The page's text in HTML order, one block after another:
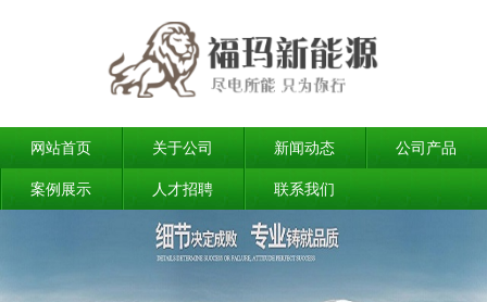
网站首页 关于公司 新闻动态 公司产品
案例展示 人才招聘 联系我们